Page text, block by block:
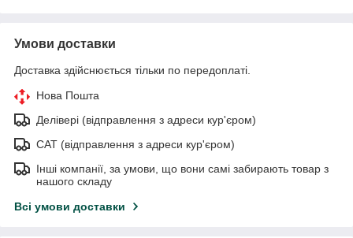
Умови доставки
Доставка здійснюється тільки по передоплаті.
Нова Пошта
Делівері (відправлення з адреси кур'єром)
САТ (відправлення з адреси кур'єром)
Інші компанії, за умови, що вони самі забирають товар з
нашого складу
Всі умови доставки